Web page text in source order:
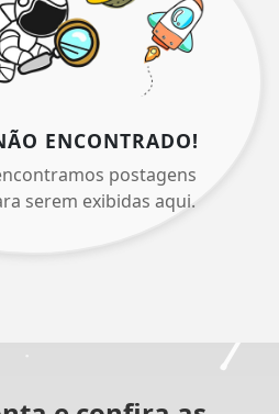
ENCONTRADO!
postagens
serem exibidas aqui.